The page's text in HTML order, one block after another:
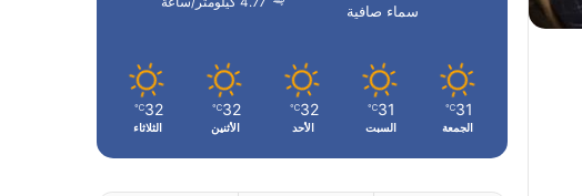
سماء صافية
31
℃
الجمعة
31
℃
السبت
32
℃
الأحد
32
℃
الأثنين
32
℃
الثلاثاء